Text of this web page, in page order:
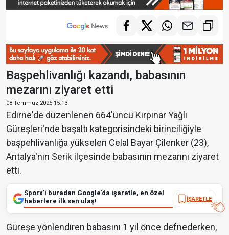
Başpehlivanlığı kazandı, babasının
mezarını ziyaret etti
08 Temmuz 2025 15:13
Edirne'de düzenlenen 664'üncü Kırpınar Yağlı
Güreşleri'nde başaltı kategorisindeki birinciliğiyle
başpehlivanlığa yükselen Celal Bayar Çilenker (23),
Antalya'nın Serik ilçesinde babasının mezarını ziyaret
etti.
Sporx’i buradan Google’da işaretle, en özel
haberlere ilk sen ulaş!
İŞARETLE
Güreşe yönlendiren babasını 1 yıl önce defnederken,